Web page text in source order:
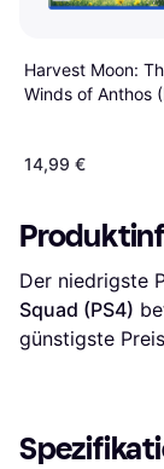
Harvest Moon:
Winds of Anthos
14,99 €
Der niedrigste
Squad (PS4)
günstigste